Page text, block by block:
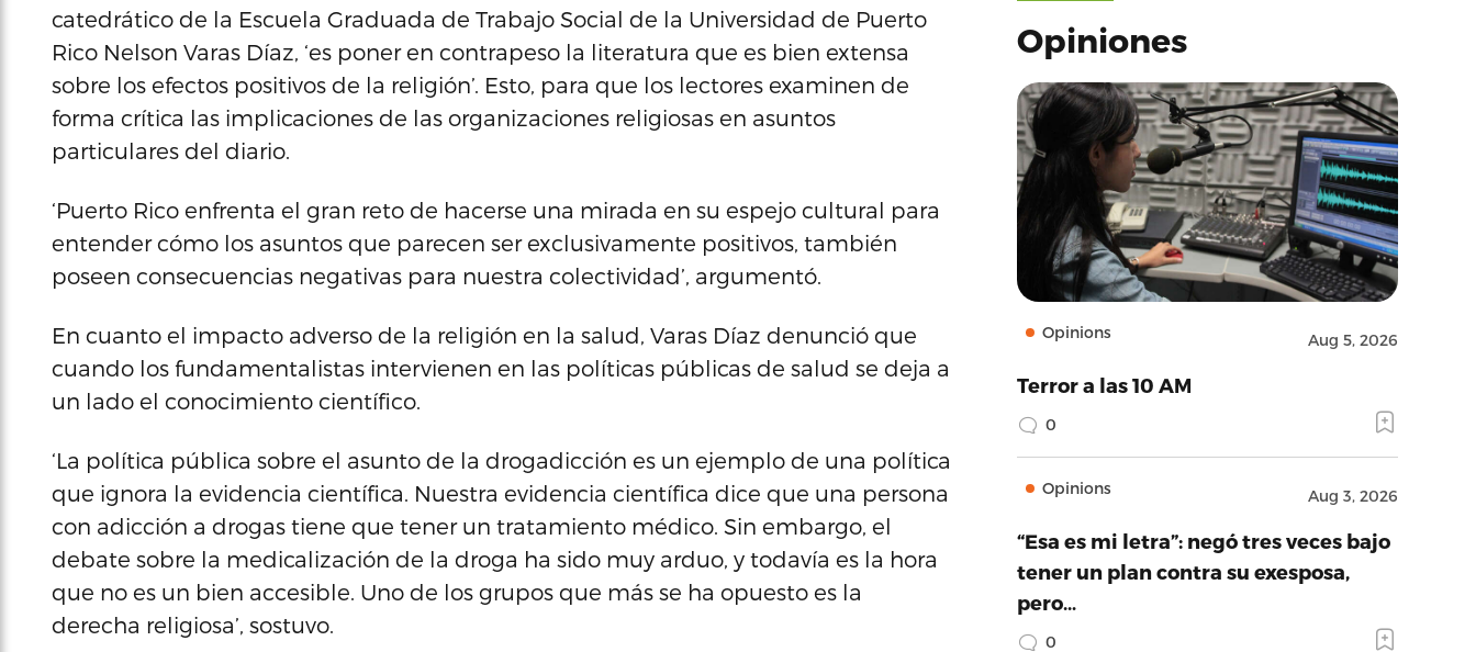
catedrático de la Escuela Graduada de Trabajo Social de la Universidad de Puerto
Rico Nelson Varas Díaz, ‘es poner en contrapeso la literatura que es bien extensa
sobre los efectos positivos de la religión’. Esto, para que los lectores examinen de
forma crítica las implicaciones de las organizaciones religiosas en asuntos
particulares del diario.
‘Puerto Rico enfrenta el gran reto de hacerse una mirada en su espejo cultural para
entender cómo los asuntos que parecen ser exclusivamente positivos, también
poseen consecuencias negativas para nuestra colectividad’, argumentó.
En cuanto el impacto adverso de la religión en la salud, Varas Díaz denunció que
cuando los fundamentalistas intervienen en las políticas públicas de salud se deja a
un lado el conocimiento científico.
‘La política pública sobre el asunto de la drogadicción es un ejemplo de una política
que ignora la evidencia científica. Nuestra evidencia científica dice que una persona
con adicción a drogas tiene que tener un tratamiento médico. Sin embargo, el
debate sobre la medicalización de la droga ha sido muy arduo, y todavía es la hora
que no es un bien accesible. Uno de los grupos que más se ha opuesto es la
derecha religiosa’, sostuvo.
Opiniones
Opinions Aug 5, 2026
Terror a las 10 AM
0
Opinions Aug 3, 2026
“Esa es mi letra”: negó tres veces bajo
tener un plan contra su exesposa,
pero…
0